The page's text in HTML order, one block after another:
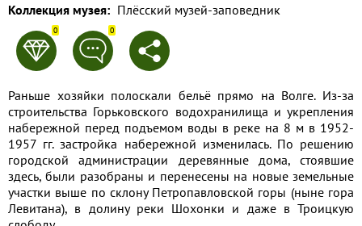
Коллекция музея: Плёсский музей-заповедник
0 0
Раньше хозяйки полоскали бельё прямо на Волге. Из-за
строительства Горьковского водохранилища и укрепления
набережной перед подъемом воды в реке на 8 м в 1952-
1957 гг. застройка набережной изменилась. По решению
городской администрации деревянные дома, стоявшие
здесь, были разобраны и перенесены на новые земельные
участки выше по склону Петропавловской горы (ныне гора
Левитана), в долину реки Шохонки и даже в Троицкую
Сбросить